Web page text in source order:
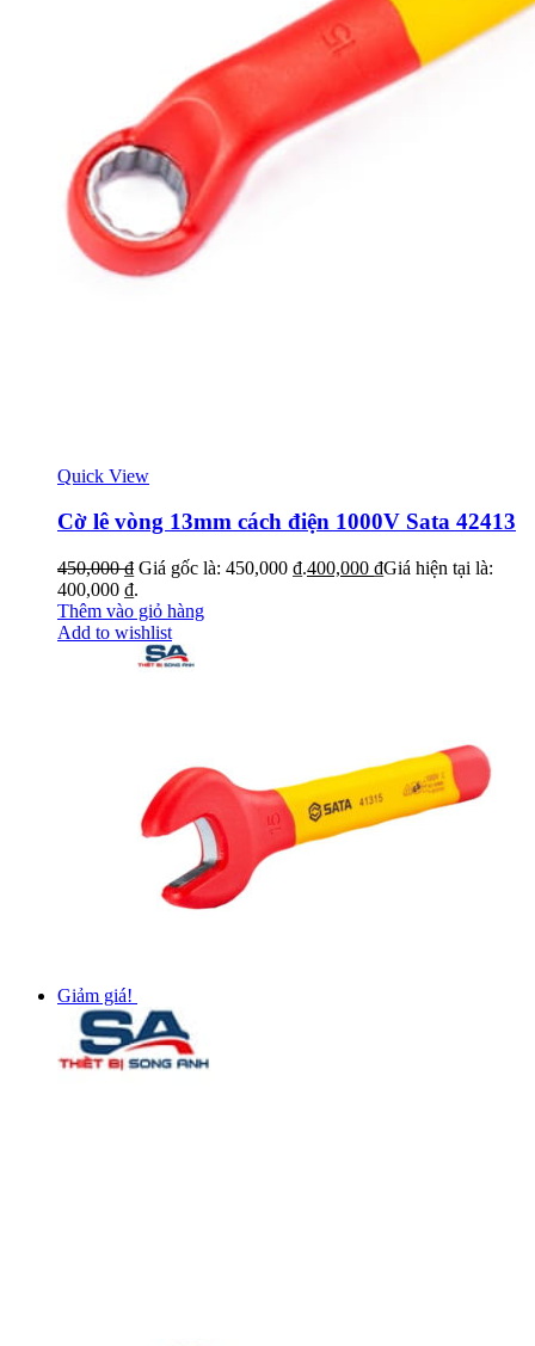
Quick View
Cờ lê vòng 13mm cách điện 1000V Sata 42413
450,000₫ Giá gốc là: 450,000 ₫.400,000 ₫Giá hiện tại là:
400,000 ₫.
Thêm vào giỏ hàng
Add to wishlist
Giảm giá!